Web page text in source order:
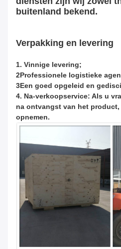
buitenland bekend.
Verpakking en levering
1. Vinnige levering;
2Professionele logistieke
3Een goed opgeleid en
4. Na-verkoopservice: Als u
na ontvangst van het
opnemen.